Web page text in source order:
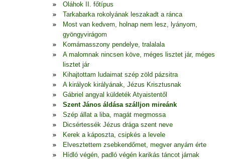
Oláhok II. főtípus
Tarkabarka rokolyának leszakadt a ránca
Most van kedvem, holnap nem lesz, lyányom,
gyöngyvirágom
Komámasszony pendelye, tralalala
A malomnak nincsen köve, méges lisztet jár, méges
lisztet jár
Kihajtottam ludaimat szép zöld pázsitra
A királyok királyának, Jézus Krisztusnak
Gábriel angyal küldeték Atyaistentől
Szent János áldása szálljon mireánk
Szép állat a liba, magát megmossa
Dicsértessék Jézus drága szent neve
Kerek a káposzta, csipkés a levele
Elvesztettem zsebkendőmet, megver anyám érte
Hídló végén, padló végén karikás táncot járnak